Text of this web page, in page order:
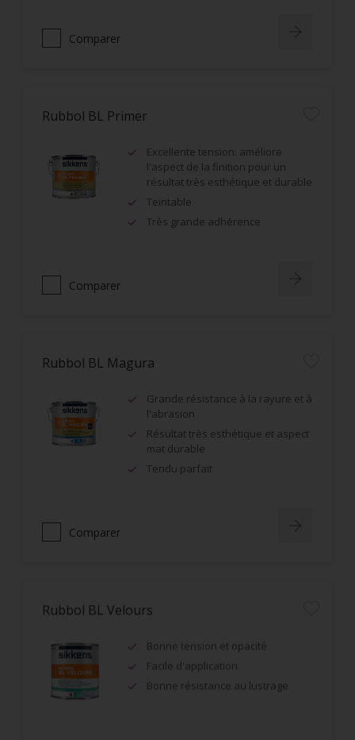
Comparer
Rubbol BL Primer
Excellente tension: améliore
l'aspect de la finition pour un
résultat très esthétique et durable
Teintable
Très grande adhérence
Comparer
Rubbol BL Magura
Grande résistance à la rayure et à
l'abrasion
Résultat très esthétique et aspect
mat durable
Tendu parfait
Comparer
Rubbol BL Velours
Bonne tension et opacité
Facile d'application
Bonne résistance au lustrage